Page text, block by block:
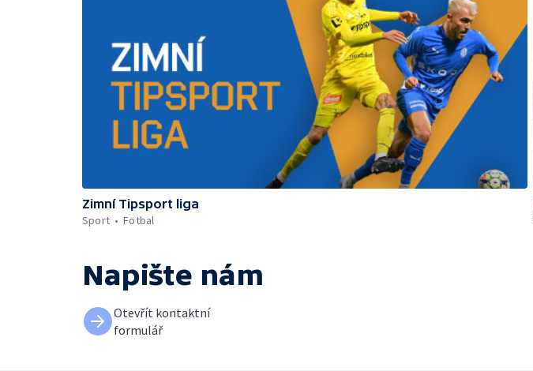
Zimní Tipsport liga
Sport
Fotbal
Napište nám
Otevřít kontaktní
formulář